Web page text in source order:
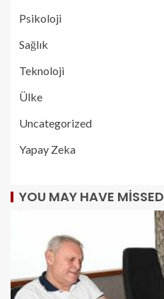
Psikoloji
Sağlık
Teknoloji
Ülke
Uncategorized
Yapay Zeka
YOU MAY HAVE MISSED